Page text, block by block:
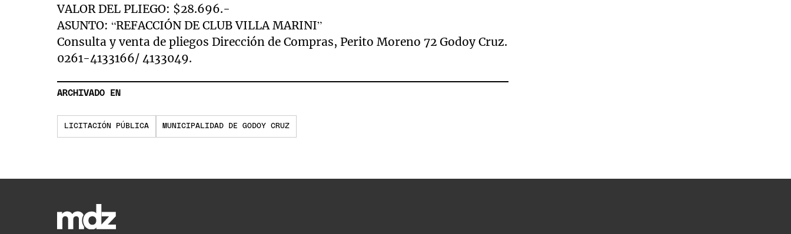
VALOR DEL PLIEGO: $28.696.-
ASUNTO: “REFACCIÓN DE CLUB VILLA MARINI”
Consulta y venta de pliegos Dirección de Compras, Perito Moreno 72 Godoy Cruz.
0261-4133166/ 4133049.
ARCHIVADO EN
LICITACIÓN PÚBLICA MUNICIPALIDAD DE GODOY CRUZ